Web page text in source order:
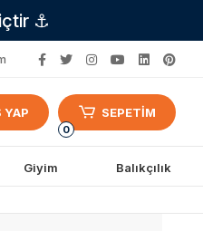
⚓
YAP
0
SEPETİM
Giyim Balıkçılık